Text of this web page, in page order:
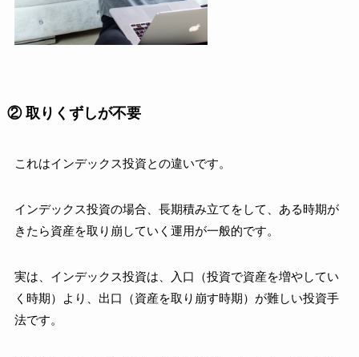
② 取りくずしが不要
これはインデックス投資との違いです。
インデックス投資の場合、長期積み立てをして、ある時期が
きたら資産を取り崩していく運用が一般的です。
実は、 インデックス投資は、入口（投資で資産を増やしてい
く時期）より、出口（資産を取り崩す時期）が難しい投資手
法です。